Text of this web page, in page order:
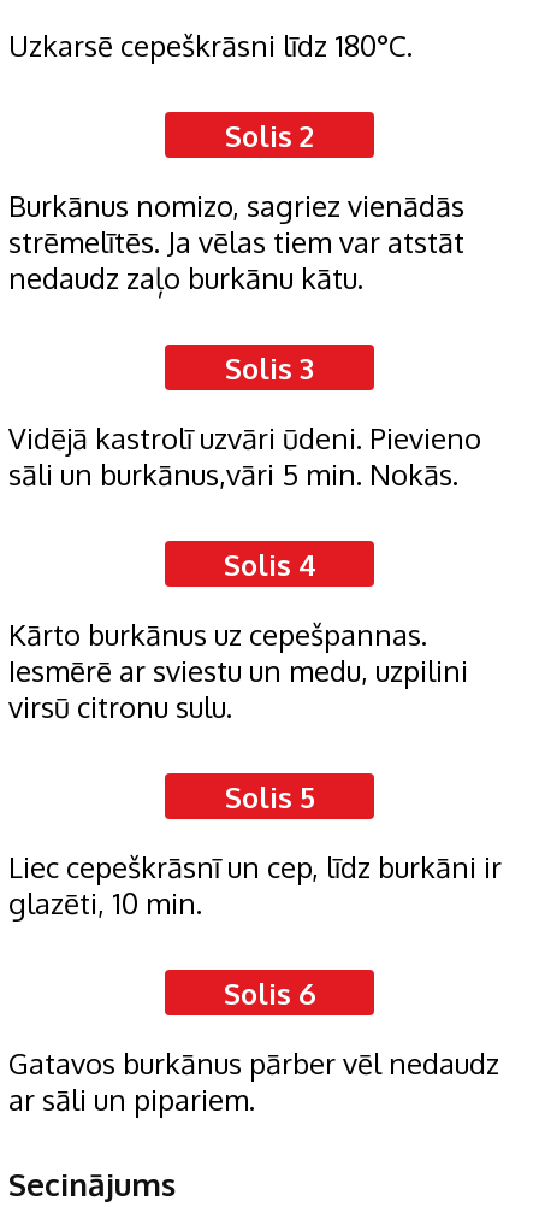
Uzkarsē cepeškrāsni līdz 180°C.
Solis 2
Burkānus nomizo, sagriez vienādās
strēmelītēs. Ja vēlas tiem var atstāt
nedaudz zaļo burkānu kātu.
Solis 3
Vidējā kastrolī uzvāri ūdeni. Pievieno
sāli un burkānus,vāri 5 min. Nokās.
Solis 4
Kārto burkānus uz cepešpannas.
Iesmērē ar sviestu un medu, uzpilini
virsū citronu sulu.
Solis 5
Liec cepeškrāsnī un cep, līdz burkāni ir
glazēti, 10 min.
Solis 6
Gatavos burkānus pārber vēl nedaudz
ar sāli un pipariem.
Secinājums